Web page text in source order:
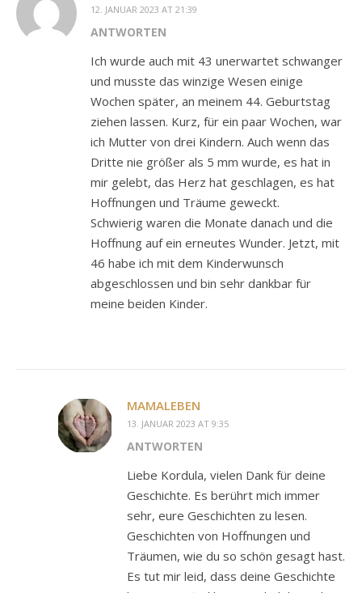
12. JANUAR 2023 AT 21:39
ANTWORTEN
Ich wurde auch mit 43 unerwartet schwanger
und musste das winzige Wesen einige
Wochen später, an meinem 44. Geburtstag
ziehen lassen. Kurz, für ein paar Wochen, war
ich Mutter von drei Kindern. Auch wenn das
Dritte nie größer als 5 mm wurde, es hat in
mir gelebt, das Herz hat geschlagen, es hat
Hoffnungen und Träume geweckt.
Schwierig waren die Monate danach und die
Hoffnung auf ein erneutes Wunder. Jetzt, mit
46 habe ich mit dem Kinderwunsch
abgeschlossen und bin sehr dankbar für
meine beiden Kinder.
MAMALEBEN
13. JANUAR 2023 AT 9:35
ANTWORTEN
Liebe Kordula, vielen Dank für deine
Geschichte. Es berührt mich immer
sehr, eure Geschichten zu lesen.
Geschichten von Hoffnungen und
Träumen, wie du so schön gesagt hast.
Es tut mir leid, dass deine Geschichte